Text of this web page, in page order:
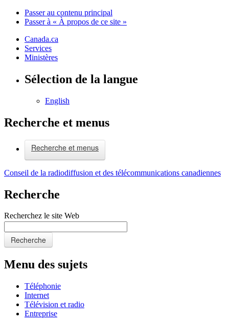
Passer au contenu principal
Passer à « À propos de ce site »
Canada.ca
Services
Ministères
Sélection de la langue
English
Recherche et menus
Recherche et menus
Conseil de la radiodiffusion et des télécommunications canadiennes
Recherche
Recherchez le site Web
Recherche
Menu des sujets
Téléphonie
Internet
Télévision et radio
Entreprise